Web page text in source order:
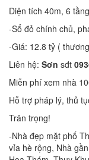
Diện tích 40m, 6
-Sổ đỏ chính chủ,
-Giá: 12.8 tỷ (
Liên hệ: Sơn sđt
Miễn phí xem nhà
Hỗ trợ pháp lý, thủ
Trân trọng!
-Nhà đẹp mặt phố
vỉa hè rộng, Nhà